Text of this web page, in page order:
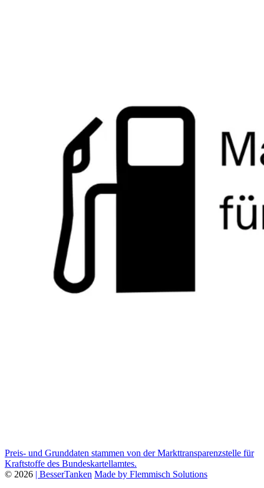
Preis- und Grunddaten stammen von der Markttransparenzstelle für
Kraftstoffe des Bundeskartellamtes.
© 2026 | BesserTanken Made by Flemmisch Solutions